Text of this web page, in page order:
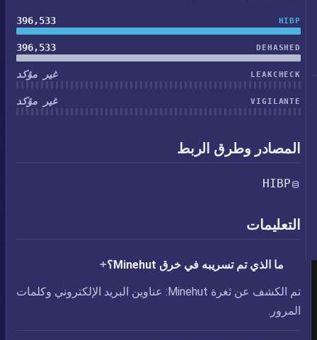
HIBP
396,533
DEHASHED
396,533
LEAKCHECK غير مؤكد
VIGILANTE غير مؤكد
المصادر وطرق الربط
HIBP
التعليمات
ما الذي تم تسريبه في خرق Minehut؟
تم الكشف عن ثغرة Minehut: عناوين البريد الإلكتروني وكلمات
المرور.